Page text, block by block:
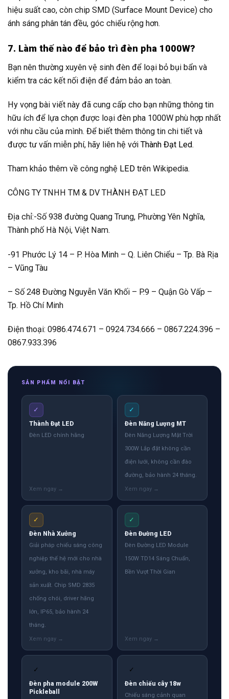
hiệu suất cao, còn chip SMD (Surface Mount Device) cho
ánh sáng phân tán đều, góc chiếu rộng hơn.
7. Làm thế nào để bảo trì đèn pha 1000W?
Bạn nên thường xuyên vệ sinh đèn để loại bỏ bụi bẩn và
kiểm tra các kết nối điện để đảm bảo an toàn.
Hy vọng bài viết này đã cung cấp cho bạn những thông tin
hữu ích để lựa chọn được loại đèn pha 1000W phù hợp nhất
với nhu cầu của mình. Để biết thêm thông tin chi tiết và
được tư vấn miễn phí, hãy liên hệ với Thành Đạt Led.
Tham khảo thêm về công nghệ LED trên Wikipedia.
CÔNG TY TNHH TM & DV THÀNH ĐẠT LED
Địa chỉ:-Số 938 đường Quang Trung, Phường Yên Nghĩa,
Thành phố Hà Nội, Việt Nam.
-91 Phước Lý 14 – P. Hòa Minh – Q. Liên Chiểu – Tp. Bà Rịa
– Vũng Tàu
– Số 248 Đường Nguyễn Văn Khối – P.9 – Quận Gò Vấp –
Tp. Hồ Chí Minh
Điện thoại: 0986.474.671 – 0924.734.666 – 0867.224.396 –
0867.933.396
SẢN PHẨM NỔI BẬT
✓
Thành Đạt LED
Đèn LED chính hãng
✓
Đèn Năng Lượng MT
Đèn Năng Lượng Mặt Trời
300W Lắp đặt không cần
điện lưới, không cần đào
đường, bảo hành 24 tháng.
✓
Đèn Nhà Xưởng
Giải pháp chiếu sáng công
nghiệp thế hệ mới cho nhà
xưởng, kho bãi, nhà máy
sản xuất. Chip SMD 2835
chống chói, driver hãng
lớn, IP65, bảo hành 24
tháng.
✓
Đèn Đường LED
Đèn Đường LED Module
150W TD14 Sáng Chuẩn,
Bền Vượt Thời Gian
✓
Đèn pha module 200W
Pickleball
✓
Đèn chiếu cây 18w
Chiếu sáng cảnh quan